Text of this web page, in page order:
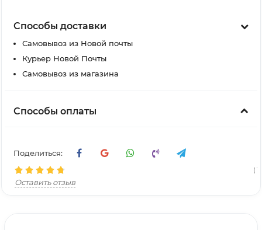
Способы доставки
Самовывоз из Новой почты
Курьер Новой Почты
Самовывоз из магазина
Способы оплаты
Поделиться:
(
Оставить отзыв